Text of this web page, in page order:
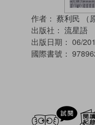
作者： 蔡利民 （
出版社： 流星語
出版日期： 06/
國際書號：
試閲